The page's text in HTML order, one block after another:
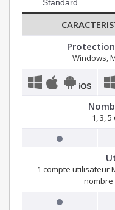
Standard
Windows,
1, 3,
1 compte utilisateur
nombre